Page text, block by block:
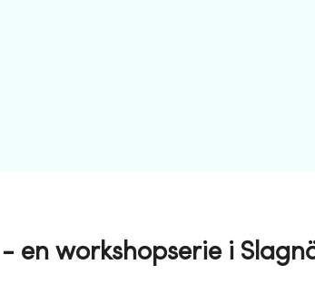
en workshopserie i